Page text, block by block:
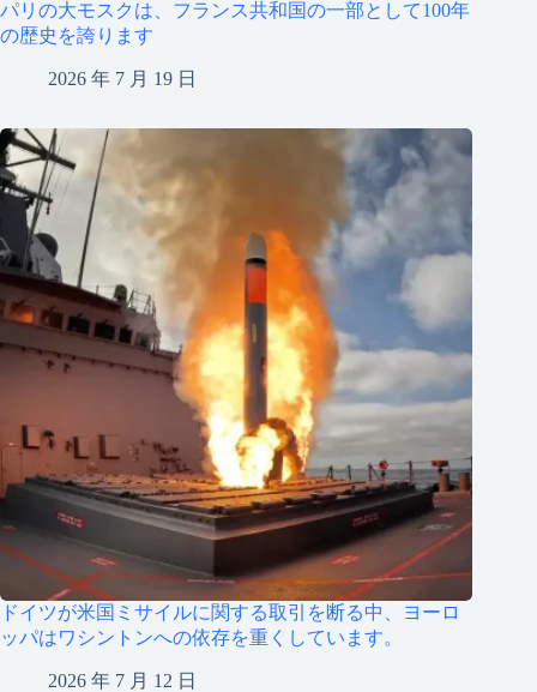
パリの大モスクは、フランス共和国の一部として100年
の歴史を誇ります
2026 年 7 月 19 日
ドイツが米国ミサイルに関する取引を断る中、ヨーロ
ッパはワシントンへの依存を重くしています。
2026 年 7 月 12 日